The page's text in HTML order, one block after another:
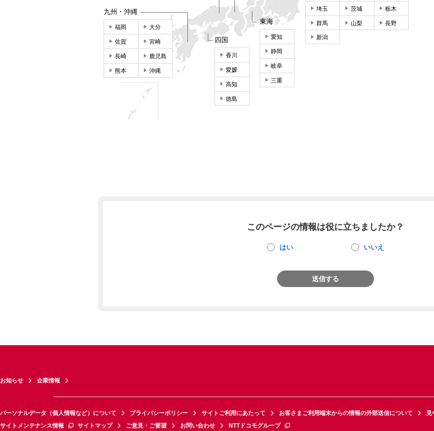
埼玉 茨城 栃木
群馬 山梨 長野
新潟
東海
愛知
静岡
岐阜
三重
四国
香川
愛媛
高知
徳島
九州・沖縄
福岡 大分
佐賀 宮崎
長崎 鹿児島
熊本 沖縄
このページの情報は役に立ちましたか？
はい いいえ
送信する
お知らせ 企業情報
パーソナルデータ（個人情報など）について プライバシーポリシー サイトご利用にあたって お客さまご利用端末からの情報の外部送信について
見
サイトメンテナンス情報
サイトマップ ご意見・ご要望 お問い合わせ NTTドコモグループ